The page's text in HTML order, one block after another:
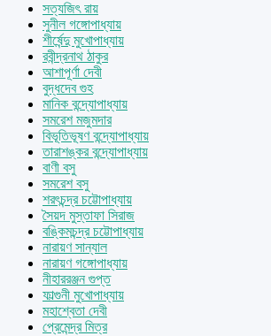
সত্যজিৎ রায়
সুনীল গঙ্গোপাধ্যায়
শীর্ষেন্দু মুখোপাধ্যায়
রবীন্দ্রনাথ ঠাকুর
আশাপূর্ণা দেবী
বুদ্ধদেব গুহ
মানিক বন্দ্যোপাধ্যায়
সমরেশ মজুমদার
বিভূতিভূষণ বন্দ্যোপাধ্যায়
তারাশঙ্কর বন্দ্যোপাধ্যায়
বাণী বসু
সমরেশ বসু
শরৎচন্দ্র চট্টোপাধ্যায়
সৈয়দ মুস্তাফা সিরাজ
বঙ্কিমচন্দ্র চট্টোপাধ্যায়
নারায়ণ সান্যাল
নারায়ণ গঙ্গোপাধ্যায়
নীহাররঞ্জন গুপ্ত
ফাল্গুনী মুখোপাধ্যায়
মহাশ্বেতা দেবী
প্রেমেন্দ্র মিত্র